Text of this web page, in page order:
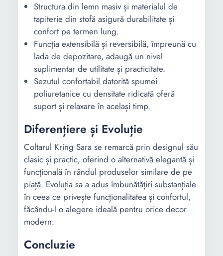
Structura din lemn masiv și materialul de
tapiterie din stofă asigură durabilitate și
confort pe termen lung.
Funcția extensibilă și reversibilă, împreună cu
lada de depozitare, adaugă un nivel
suplimentar de utilitate și practicitate.
Sezutul confortabil datorită spumei
poliuretanice cu densitate ridicată oferă
suport și relaxare în același timp.
Diferențiere și Evoluție
Coltarul Kring Sara se remarcă prin designul său
clasic și practic, oferind o alternativă elegantă și
funcțională în rândul produselor similare de pe
piață. Evoluția sa a adus îmbunătățiri substanțiale
în ceea ce privește funcționalitatea și confortul,
făcându-l o alegere ideală pentru orice decor
modern.
Concluzie